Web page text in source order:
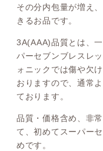
その分内包量が増え
きるお品です。
3A(AAA)品質とは、
パーセブンブレスレ
ォニックでは傷や欠
おりますので、通常
ております。
品質・価格含め、非
て、初めてスーパー
めです。